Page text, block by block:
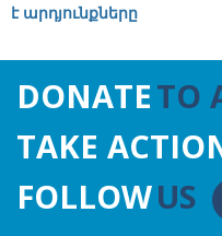
է արդյունքները
DONATETO
TAKE
FOLLOWUS